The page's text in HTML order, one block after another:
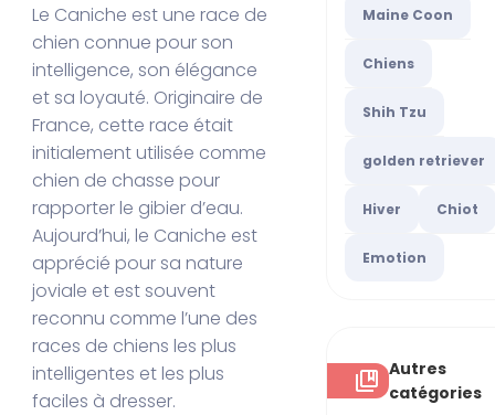
Le Caniche est une race de
chien connue pour son
intelligence, son élégance
et sa loyauté. Originaire de
France, cette race était
initialement utilisée comme
chien de chasse pour
rapporter le gibier d’eau.
Aujourd’hui, le Caniche est
apprécié pour sa nature
joviale et est souvent
reconnu comme l’une des
races de chiens les plus
intelligentes et les plus
faciles à dresser.
Maine Coon
Chiens
Shih Tzu
golden retriever
Hiver Chiot
Emotion
Autres
catégories